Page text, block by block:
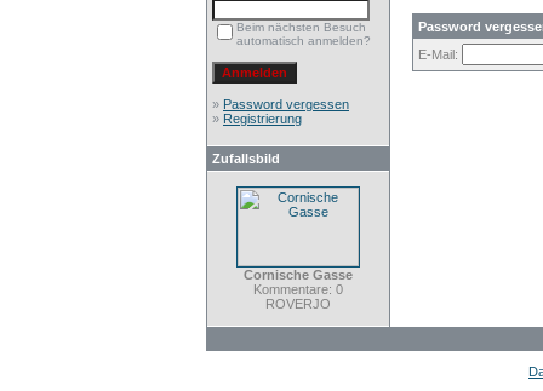
Beim nächsten Besuch
automatisch anmelden?
» Password vergessen
» Registrierung
Zufallsbild
Cornische Gasse
Kommentare: 0
ROVERJO
Password
E-Mail: